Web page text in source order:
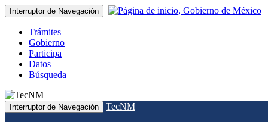
Interruptor de Navegación
Trámites
Gobierno
Participa
Datos
Búsqueda
Interruptor de Navegación TecNM